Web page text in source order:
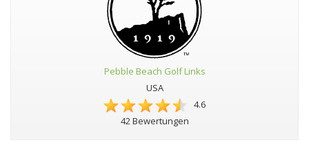
Pebble Beach Golf Links
USA
4.6
42 Bewertungen